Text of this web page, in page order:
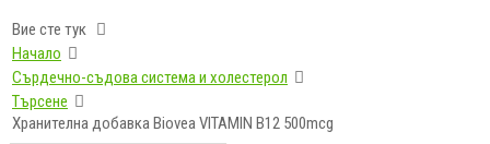
Вие сте тук
Начало
Сърдечно-съдова система и холестерол
Търсене
Хранителна добавка Biovea VITAMIN B12 500mcg